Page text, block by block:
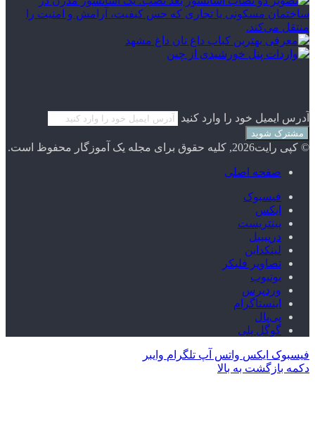
آدرس ایمیل خود را وارد کنید
© کپی رایت2026, کلیه حقوق برای مجله یک آموزگار محفوظ است.
صفحه اصلی
فیسبوک
ایکس
پینتریست
دریبببل
لینکداین
تصاویر فلیکر
یوتیوب
وردپرس
اینستاگرام
پی‌پال
گوگل پلی
فیسبوک ایکس واتس آپ تلگرام وایبر
دکمه بازگشت به بالا